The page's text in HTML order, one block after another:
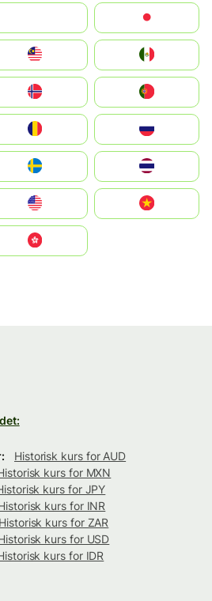
Historisk kurs for AUD
kurs for MXN
kurs for JPY
kurs for INR
Historisk kurs for ZAR
kurs for USD
kurs for IDR